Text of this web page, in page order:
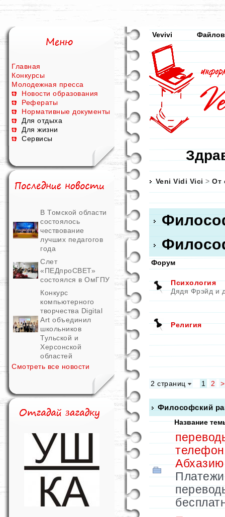
Главная
Конкурсы
Молодежная пресса
Новости образования
Рефераты
Нормативные документы
Для отдыха
Для жизни
Сервисы
В Томской области
состоялось
чествование
лучших педагогов
года
Слет
«ПЕДпроСВЕТ»
состоялся в ОмГПУ
Конкурс
компьютерного
творчества Digital
Art объединил
школьников
Тульской и
Херсонской
областей
Смотреть все новости
Vevivi
Veni Vidi Vici>От
Форум
Психология
Дядя Фрэйд и
Религия
2 страниц 1 2 >
Философский
Название
Абхазию